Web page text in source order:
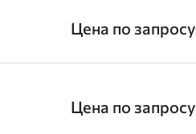
Цена по запросу
Цена по запросу